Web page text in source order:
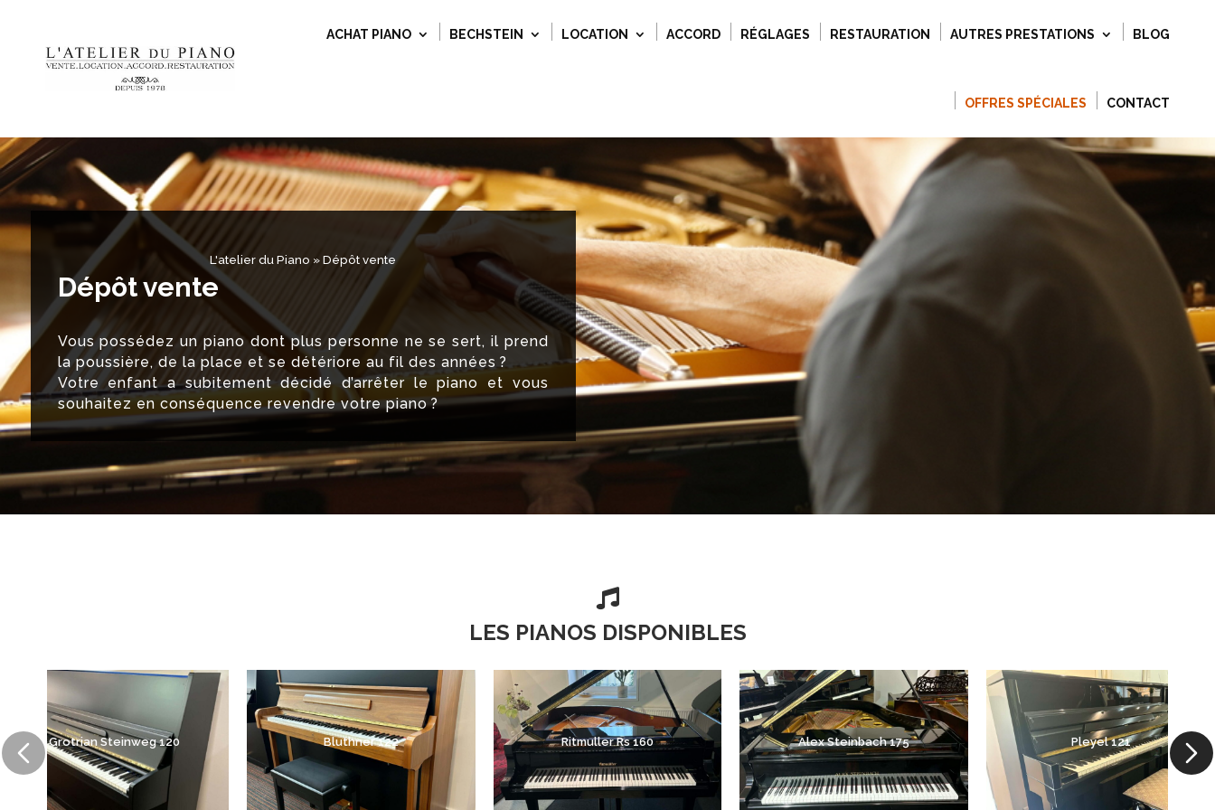
ACHAT PIANO BECHSTEIN LOCATION ACCORD RÉGLAGES RESTAURATION AUTRES PRESTATIONS BLOG
OFFRES SPÉCIALES CONTACT
L'atelier du Piano »Dépôt vente
Dépôt vente
Vous possédez un piano dont plus personne ne se sert, il prend
la poussière, de la place et se détériore au fil des années ?
Votre enfant a subitement décidé d’arrêter le piano et vous
souhaitez en conséquence revendre votre piano ?

LES PIANOS DISPONIBLES
Grotrian Steinweg 120 Bluthner 122 Ritmuller Rs 160 Alex Steinbach 175 Pleyel 121